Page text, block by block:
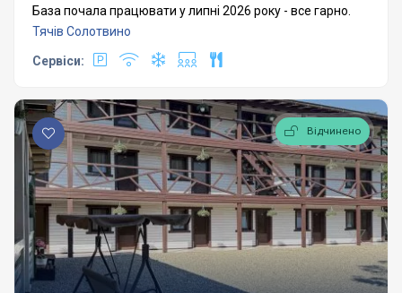
База почала працювати у липні 2026 року - все гарно.
Тячів Солотвино
Сервіси:
Відчинено